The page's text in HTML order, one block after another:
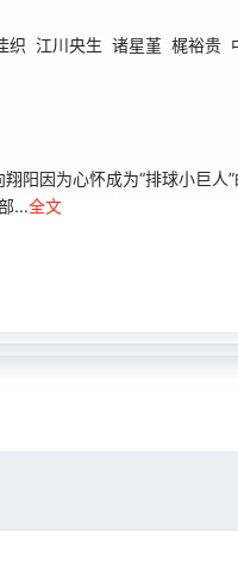
织 江川央生 诸星堇 梶裕贵
因为心怀成为“排球小巨人
...全文